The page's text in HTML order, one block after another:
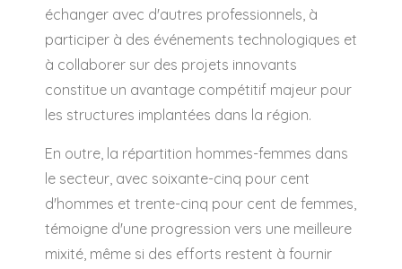
échanger avec d'autres professionnels, à
participer à des événements technologiques et
à collaborer sur des projets innovants
constitue un avantage compétitif majeur pour
les structures implantées dans la région.
En outre, la répartition hommes-femmes dans
le secteur, avec soixante-cinq pour cent
d'hommes et trente-cinq pour cent de femmes,
témoigne d'une progression vers une meilleure
mixité, même si des efforts restent à fournir